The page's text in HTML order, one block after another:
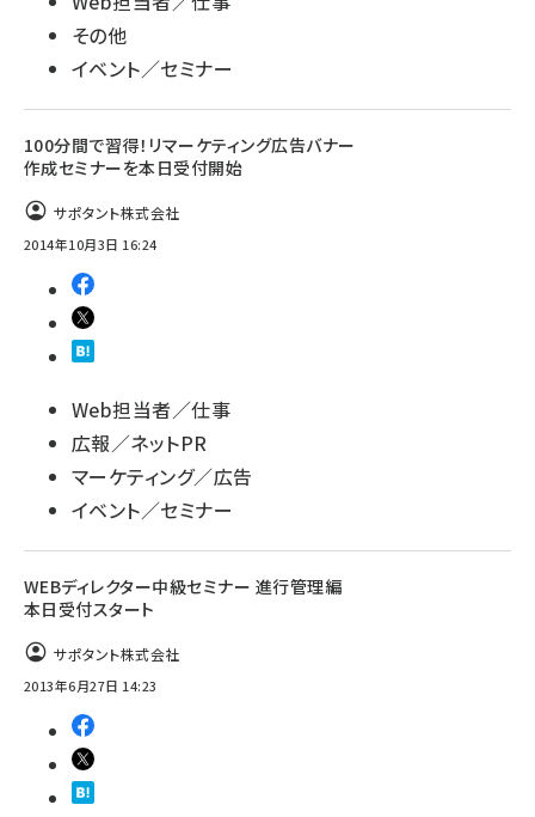
その他
イベント／セミナー
100分間で習得！リマーケティング広告バナー
作成セミナーを本日受付開始
サポタント株式会社
2014年10月3日 16:24
Web担当者／仕事
広報／ネットPR
マーケティング／広告
イベント／セミナー
WEBディレクター中級セミナー 進行管理編
本日受付スタート
サポタント株式会社
2013年6月27日 14:23